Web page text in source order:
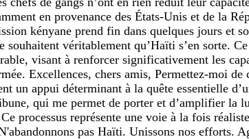
en provenance des États-Unis et de la
kényane prend fin dans quelques jours et
souhaitent véritablement qu’Haïti s’en sorte.
visant à renforcer significativement les
Excellences, chers amis, Permettez-moi de
un appui déterminant à la quête essentielle
qui me permet de porter et d’amplifier la
processus représente une voie à la fois
pas Haïti. Unissons nos efforts.